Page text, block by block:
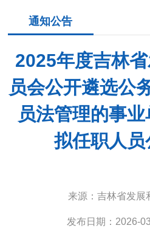
通知公告
2025年度吉林
员会公开遴选公
员法管理的事
拟任职人
来源： 吉林省发展
发布日期： 2026-